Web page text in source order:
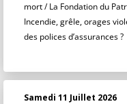
mort / La Fondation du
Incendie, grêle, orages
des polices d’assurances ?
Samedi 11 Juillet 2026